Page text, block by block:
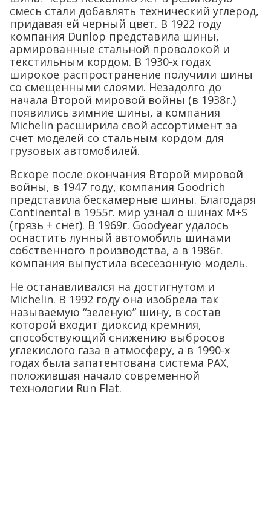
смесь стали добавлять технический углерод,
придавая ей черный цвет. В 1922 году
компания Dunlop представила шины,
армированные стальной проволокой и
текстильным кордом. В 1930-х годах
широкое распространение получили шины
со смещенными слоями. Незадолго до
начала Второй мировой войны (в 1938г.)
появились зимние шины, а компания
Michelin расширила свой ассортимент за
счет моделей со стальным кордом для
грузовых автомобилей.
Вскоре после окончания Второй мировой
войны, в 1947 году, компания Goodrich
представила бескамерные шины. Благодаря
Continental в 1955г. мир узнал о шинах M+S
(грязь + снег). В 1969г. Goodyear удалось
оснастить лунный автомобиль шинами
собственного производства, а в 1986г.
компания выпустила всесезонную модель.
Не останавливался на достигнутом и
Michelin. В 1992 году она изобрела так
называемую “зеленую” шину, в состав
которой входит диоксид кремния,
способствующий снижению выбросов
углекислого газа в атмосферу, а в 1990-х
годах была запатентована система PAX,
положившая начало современной
технологии Run Flat.